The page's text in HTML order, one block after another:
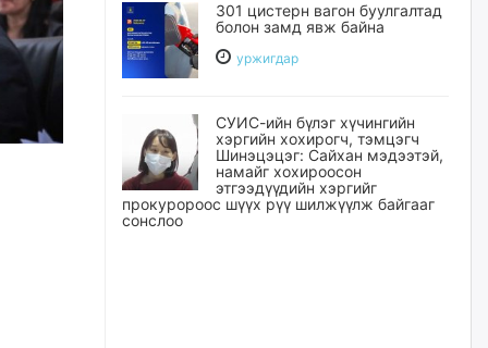
301 цистерн вагон буулгалтад
болон замд явж байна
уржигдар
СУИС-ийн бүлэг хүчингийн
хэргийн хохирогч, тэмцэгч
Шинэцэцэг: Сайхан мэдээтэй,
намайг хохироосон
этгээдүүдийн хэргийг
прокуророос шүүх рүү шилжүүлж байгааг
сонслоо